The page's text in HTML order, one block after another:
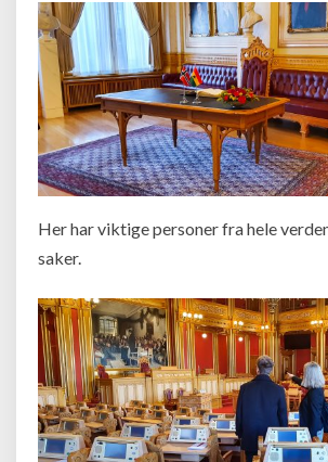
Her har viktige personer fra hele
saker.